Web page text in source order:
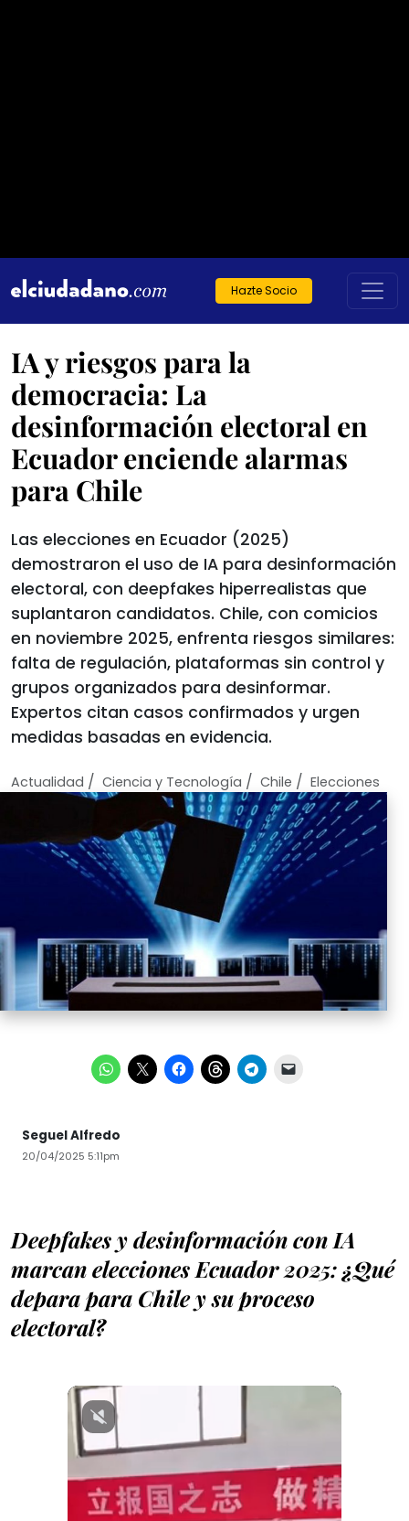
Hazte Socio
IA y riesgos para la
democracia: La
desinformación electoral en
Ecuador enciende alarmas
para Chile
Las elecciones en Ecuador (2025)
demostraron el uso de IA para desinformación
electoral, con deepfakes hiperrealistas que
suplantaron candidatos. Chile, con comicios
en noviembre 2025, enfrenta riesgos similares:
falta de regulación, plataformas sin control y
grupos organizados para desinformar.
Expertos citan casos confirmados y urgen
medidas basadas en evidencia.
Actualidad / Ciencia y Tecnologí­a / Chile / Elecciones
Seguel Alfredo
20/04/2025 5:11pm
Deepfakes y desinformación con IA
marcan elecciones Ecuador 2025: ¿Qué
depara para Chile y su proceso
electoral?